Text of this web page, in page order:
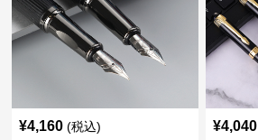
¥4,160 (税込) ¥4,040